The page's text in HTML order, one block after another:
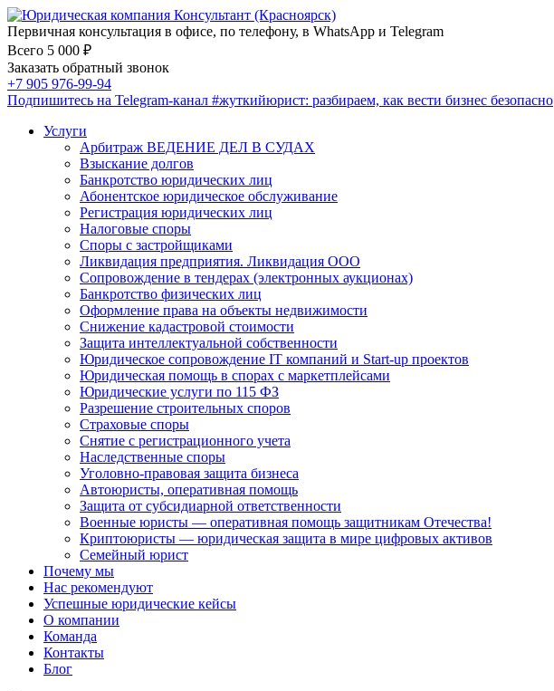
Первичная консультация в офисе, по телефону, в WhatsApp и Telegram
Всего 5 000 ₽
Заказать обратный звонок
+7 905 976-99-94
Подпишитесь на Telegram-канал #жуткийюрист: разбираем, как вести бизнес безопасно
Услуги
Арбитраж ВЕДЕНИЕ ДЕЛ В СУДАХ
Взыскание долгов
Банкротство юридических лиц
Абонентское юридическое обслуживание
Регистрация юридических лиц
Налоговые споры
Споры с застройщиками
Ликвидация предприятия. Ликвидация ООО
Сопровождение в тендерах (электронных аукционах)
Банкротство физических лиц
Оформление права на объекты недвижимости
Снижение кадастровой стоимости
Защита интеллектуальной собственности
Юридическое сопровождение IT компаний и Start-up проектов
Юридическая помощь в спорах с маркетплейсами
Юридические услуги по 115 ФЗ
Разрешение строительных споров
Страховые споры
Снятие с регистрационного учета
Наследственные споры
Уголовно-правовая защита бизнеса
Автоюристы, оперативная помощь
Защита от субсидиарной ответственности
Военные юристы — оперативная помощь защитникам Отечества!
Криптоюристы — юридическая защита в мире цифровых активов
Семейный юрист
Почему мы
Нас рекомендуют
Успешные юридические кейсы
О компании
Команда
Контакты
Блог